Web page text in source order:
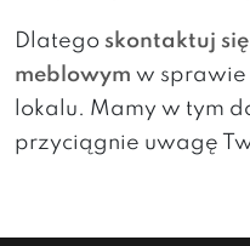
Dlatego skontaktuj
meblowym w sprawie
lokalu. Mamy w tym
przyciągnie uwagę